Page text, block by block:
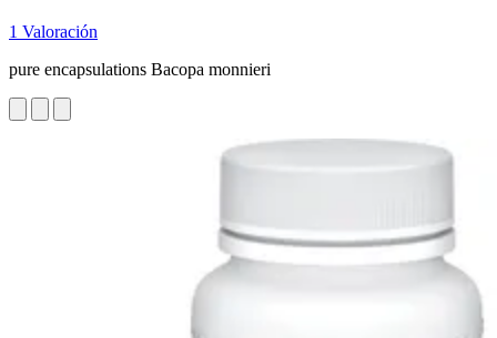
1 Valoración
pure encapsulations Bacopa monnieri